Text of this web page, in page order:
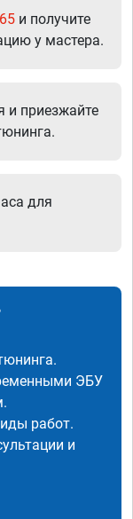
и получите
у мастера.
и приезжайте
для
ЭБУ
работ.
и